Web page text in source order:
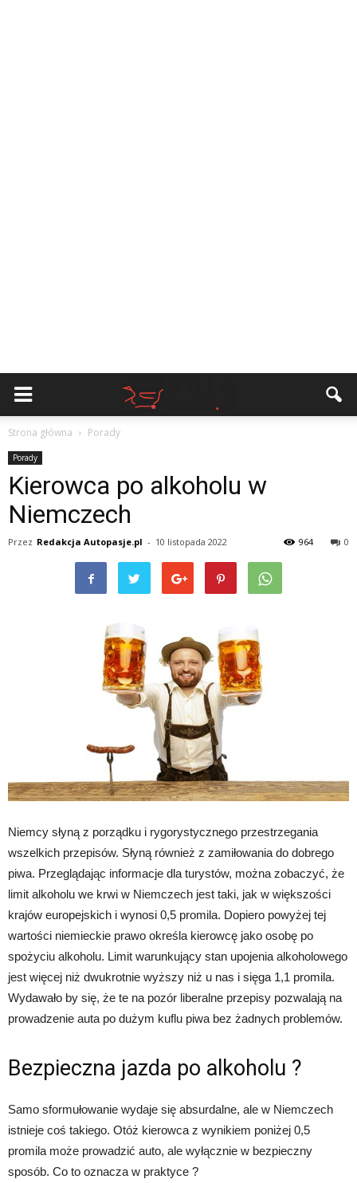
Strona główna Porady
Porady
Kierowca po alkoholu w
Niemczech
Przez Redakcja Autopasje.pl - 10 listopada 2022 0
964
Niemcy słyną z porządku i rygorystycznego przestrzegania
wszelkich przepisów. Słyną również z zamiłowania do dobrego
piwa. Przeglądając informacje dla turystów, można zobaczyć, że
limit alkoholu we krwi w Niemczech jest taki, jak w większości
krajów europejskich i wynosi 0,5 promila. Dopiero powyżej tej
wartości niemieckie prawo określa kierowcę jako osobę po
spożyciu alkoholu. Limit warunkujący stan upojenia alkoholowego
jest więcej niż dwukrotnie wyższy niż u nas i sięga 1,1 promila.
Wydawało by się, że te na pozór liberalne przepisy pozwalają na
prowadzenie auta po dużym kuflu piwa bez żadnych problemów.
Bezpieczna jazda po alkoholu ?
Samo sformułowanie wydaje się absurdalne, ale w Niemczech
istnieje coś takiego. Otóż kierowca z wynikiem poniżej 0,5
promila może prowadzić auto, ale wyłącznie w bezpieczny
sposób. Co to oznacza w praktyce ?